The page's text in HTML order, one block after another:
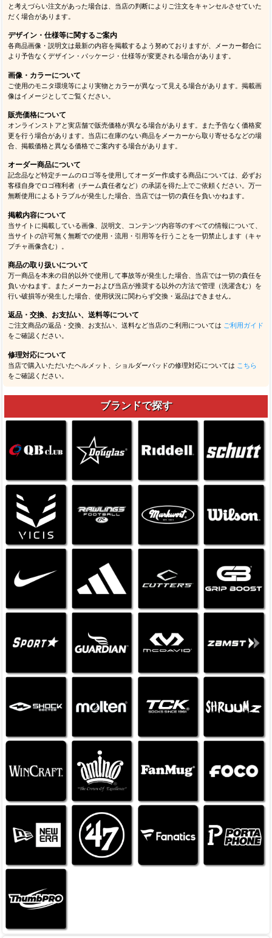
と考えづらい注文があった場合は、当店の判断によりご注文をキャンセルさせていた
だく場合があります。
デザイン・仕様等に関するご案内
各商品画像・説明文は最新の内容を掲載するよう努めておりますが、メーカー都合に
より予告なくデザイン・パッケージ・仕様等が変更される場合があります。
画像・カラーについて
ご使用のモニタ環境等により実物とカラーが異なって見える場合があります。掲載画
像はイメージとしてご覧ください。
販売価格について
オンラインストアと実店舗で販売価格が異なる場合があります。また予告なく価格変
更を行う場合があります。当店に在庫のない商品をメーカーから取り寄せるなどの場
合、掲載価格と異なる価格でご案内する場合があります。
オーダー商品について
記念品など特定チームのロゴ等を使用してオーダー作成する商品については、必ずお
客様自身でロゴ権利者（チーム責任者など）の承諾を得た上でご依頼ください。万一
無断使用によるトラブルが発生した場合、当店では一切の責任を負いかねます。
掲載内容について
当サイトに掲載している画像、説明文、コンテンツ内容等のすべての情報について、
当サイトの許可無く無断での使用・流用・引用等を行うことを一切禁止します（キャ
プチャ画像含む）。
商品の取り扱いについて
万一商品を本来の目的以外で使用して事故等が発生した場合、当店では一切の責任を
負いかねます。またメーカーおよび当店が推奨する以外の方法で管理（洗濯含む）を
行い破損等が発生した場合、使用状況に関わらず交換・返品はできません。
返品・交換、お支払い、送料等について
ご注文商品の返品・交換、お支払い、送料など当店のご利用については ご利用ガイド
をご確認ください。
修理対応について
当店で購入いただいたヘルメット、ショルダーパッドの修理対応については こちら
をご確認ください。
ブランドで探す